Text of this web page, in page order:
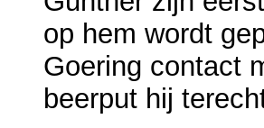
op hem wordt
Goering contact
beerput hij